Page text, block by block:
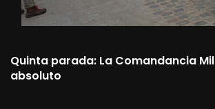
Quinta parada: La Comandancia
absoluto